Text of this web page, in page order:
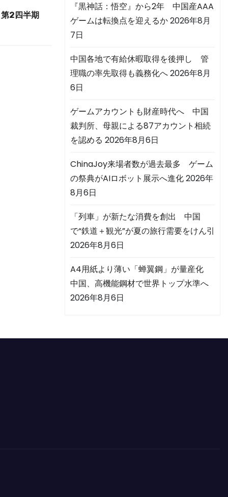
2四半期
『黒神話：悟空』から2年 中国産AAA
ゲームは転換点を迎えるか2026年8月
7日
中国各地で有給休暇取得を後押し 管
理職の率先取得も義務化へ2026年8月
6日
ゲームアカウントも財産時代へ 中国
裁判所、母親による87アカウント相続
を認める 2026年8月6日
ChinaJoy来場者数が過去最多 ゲーム
の祭典がAIロボット展示へ進化2026年
8月6日
「列車」が新たな消費を創出 中国
で“鉄道＋観光”が夏の旅行需要をけん引
2026年8月6日
A4用紙より薄い「蝉翼鋼」が量産化
中国、高機能鋼材で世界トップ水準へ
2026年8月6日